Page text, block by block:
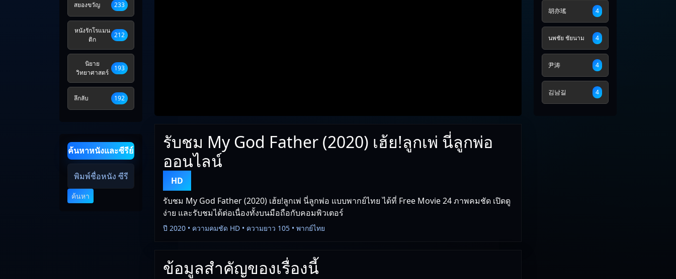
สยองขวัญ 233
หนังรักโรแมน
ติก
212
นิยาย
วิทยาศาสตร์
193
ลึกลับ 192
ค้นหาหนังและซีรีย์
ค้นหา
รับชม My God Father (2020) เฮ้ย!ลูกเพ่ นี่ลูกพ่อ
ออนไลน์
HD
รับชม My God Father (2020) เฮ้ย!ลูกเพ่ นี่ลูกพ่อ แบบพากย์ไทย ได้ที่ Free Movie 24 ภาพคมชัด เปิดดู
ง่าย และรับชมได้ต่อเนื่องทั้งบนมือถือกับคอมพิวเตอร์
ปี 2020 • ความคมชัด HD • ความยาว 105 • พากย์ไทย
ข้อมูลสำคัญของเรื่องนี้
胡亦瑤 4
นพชัย ชัยนาม 4
尹涛 4
김남길 4